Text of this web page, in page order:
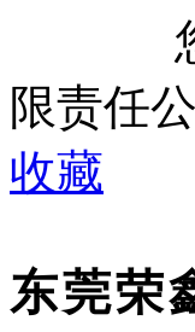
限责任
收藏
东莞荣